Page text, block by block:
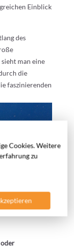
Einblick
des
man eine
die
faszinierenden
Cookies. Weitere
zu